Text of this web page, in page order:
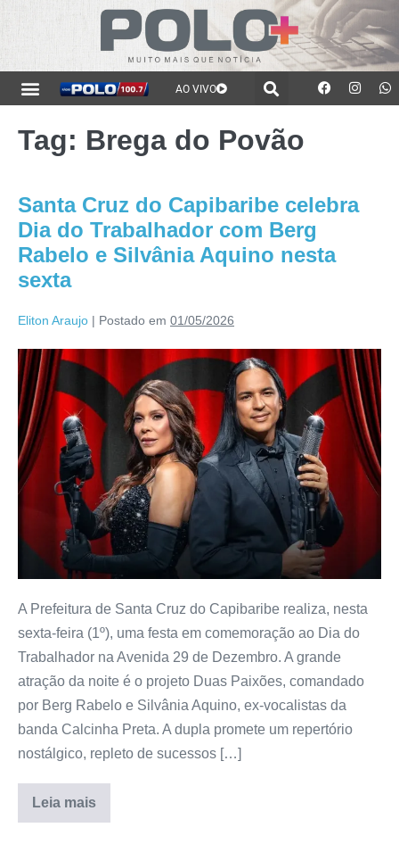
AO VIVO
Tag: Brega do Povão
Santa Cruz do Capibaribe celebra
Dia do Trabalhador com Berg
Rabelo e Silvânia Aquino nesta
sexta
Eliton Araujo | Postado em 01/05/2026
A Prefeitura de Santa Cruz do Capibaribe realiza, nesta
sexta-feira (1º), uma festa em comemoração ao Dia do
Trabalhador na Avenida 29 de Dezembro. A grande
atração da noite é o projeto Duas Paixões, comandado
por Berg Rabelo e Silvânia Aquino, ex-vocalistas da
banda Calcinha Preta. A dupla promete um repertório
nostálgico, repleto de sucessos […]
Leia mais